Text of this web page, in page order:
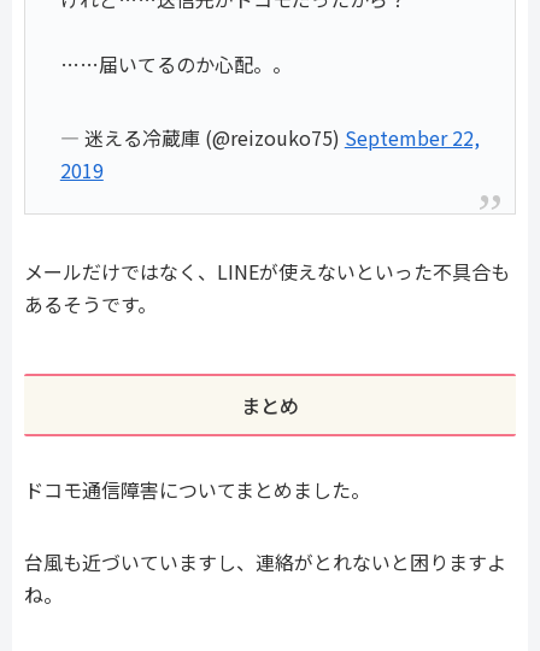
……届いてるのか心配。。
— 迷える冷蔵庫 (@reizouko75) September 22,
2019
メールだけではなく、LINEが使えないといった不具合も
あるそうです。
まとめ
ドコモ通信障害についてまとめました。
台風も近づいていますし、連絡がとれないと困りますよ
ね。